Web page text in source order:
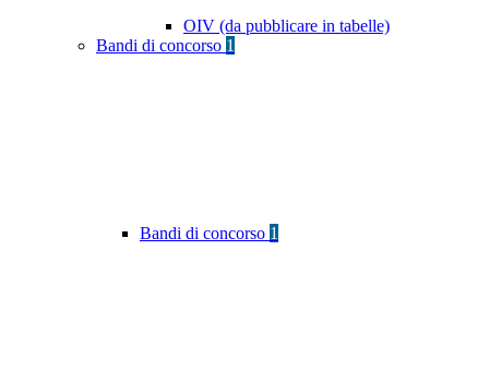
OIV (da pubblicare in tabelle)
Bandi di concorso 1
Bandi di concorso 1